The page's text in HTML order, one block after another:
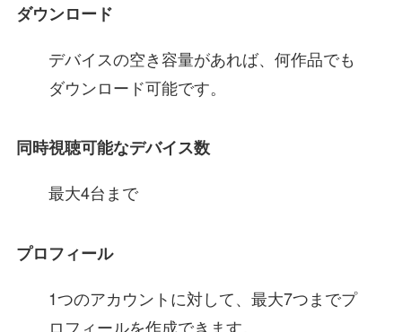
ダウンロード
デバイスの空き容量があれば、何作品でも
ダウンロード可能です。
同時視聴可能なデバイス数
最大4台まで
プロフィール
1つのアカウントに対して、最大7つまでプ
ロフィールを作成できます。